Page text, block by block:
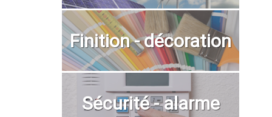
Finition - décoration
Sécurité - alarme